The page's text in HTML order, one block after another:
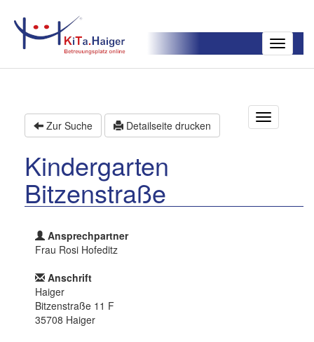
Toggle
Zur Suche Detailseite drucken
Kindergarten
Bitzenstraße
Ansprechpartner
Frau Rosi Hofeditz
Anschrift
Haiger
Bitzenstraße 11 F
35708 Haiger
T
o
n